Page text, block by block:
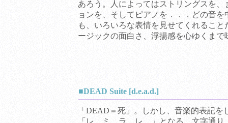
あろう。人によってはストリングスを
ョンを、そしてピアノを．．．どの音
も、いろいろな表情を見せてくれるこ
ージックの面白さ、浮揚感を心ゆくまで
■DEAD Suite [d.e.a.d.]
「DEAD＝死」。しかし、音楽的表記を
「レ．ミ．ラ．レ．」となる。文字通